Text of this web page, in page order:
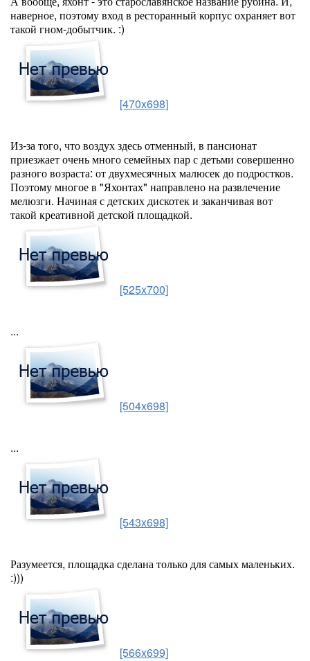
наверное, поэтому вход в ресторанный корпус охраняет вот
такой гном-добытчик. :)
[470x698]
Из-за того, что воздух здесь отменный, в пансионат
приезжает очень много семейных пар с детьми совершенно
разного возраста: от двухмесячных малюсек до подростков.
Поэтому многое в "Яхонтах" направлено на развлечение
мелюзги. Начиная с детских дискотек и заканчивая вот
такой креативной детской площадкой.
[525x700]
...
[504x698]
...
[543x698]
Разумеется, площадка сделана только для самых маленьких.
:)))
[566x699]